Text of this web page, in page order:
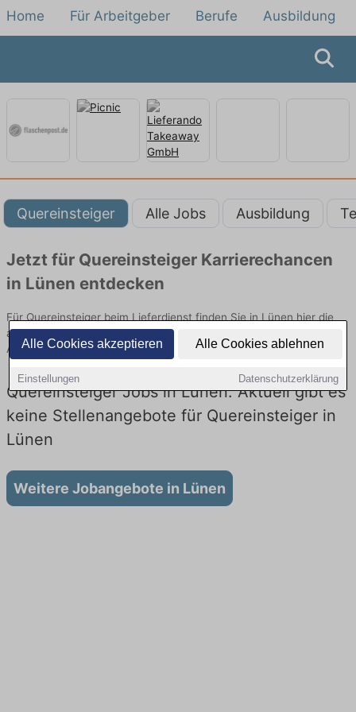
Alle Cookies akzeptieren Alle Cookies ablehnen
Einstellungen Datenschutzerklärung
Home Für Arbeitgeber Berufe Ausbildung
Quereinsteiger Alle Jobs Ausbildung
Jetzt für Quereinsteiger Karrierechancen
in Lünen entdecken
Für Quereinsteiger beim Lieferdienst finden Sie in Lünen hier die
aktuellsten Angebote. Entdecken Sie freie Optionen von Top-
Arbeitgebern und bewerben Sie sich noch heute.
Quereinsteiger Jobs in Lünen: Aktuell gibt es
keine Stellenangebote für Quereinsteiger in
Lünen
Weitere Jobangebote in Lünen